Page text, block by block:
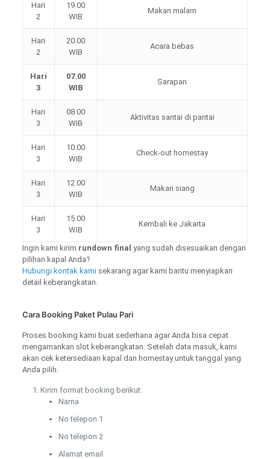
Hari
2
19.00
WIB
Makan malam
Hari
2
20.00
WIB
Acara bebas
Hari
3
07.00
WIB
Sarapan
Hari
3
08.00
WIB
Aktivitas santai di pantai
Hari
3
10.00
WIB
Check-out homestay
Hari
3
12.00
WIB
Makan siang
Hari
3
15.00
WIB
Kembali ke Jakarta
Ingin kami kirim rundown final yang sudah disesuaikan dengan
pilihan kapal Anda?
Hubungi kontak kamisekarang agar kami bantu menyiapkan
detail keberangkatan.
Cara Booking Paket Pulau Pari
Proses booking kami buat sederhana agar Anda bisa cepat
mengamankan slot keberangkatan. Setelah data masuk, kami
akan cek ketersediaan kapal dan homestay untuk tanggal yang
Anda pilih.
Kirim format booking berikut:
Nama
No telepon 1
No telepon 2
Alamat email